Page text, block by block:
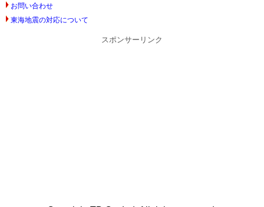
お問い合わせ
東海地震の対応について
スポンサーリンク